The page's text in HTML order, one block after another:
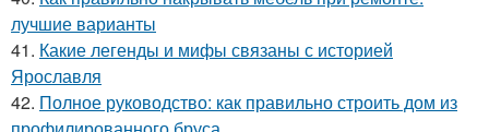
лучшие варианты
41. Какие легенды и мифы связаны с историей
Ярославля
42. Полное руководство: как правильно строить дом из